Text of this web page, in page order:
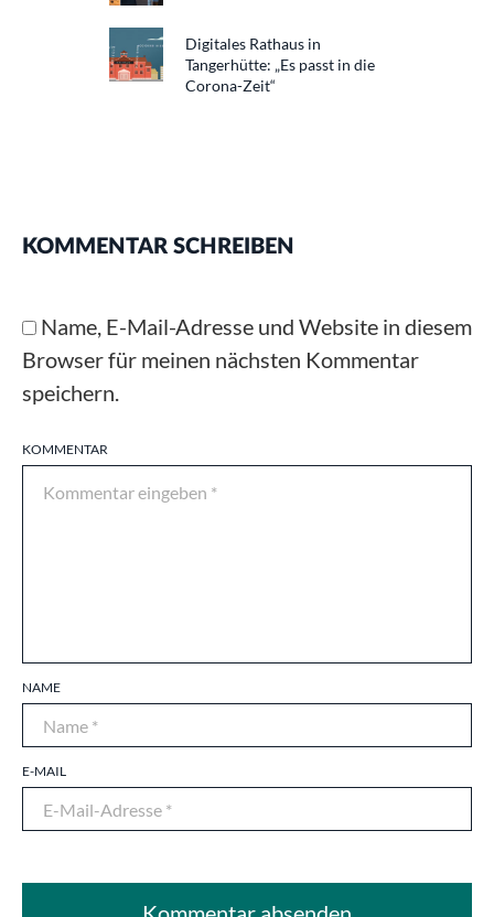
Digitales Rathaus in
Tangerhütte: „Es passt in die
Corona-Zeit“
KOMMENTAR SCHREIBEN
KOMMENTAR
NAME
E-MAIL
Name, E-Mail-Adresse und Website in diesem
Browser für meinen nächsten Kommentar
speichern.